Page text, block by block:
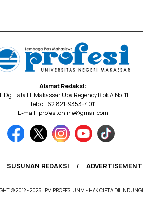
Alamat Redaksi:
Dg. Tata III, Makassar Upa Regency Blok A No. 11
Telp : +62 821-9353-4011
E-mail : profesi.online@gmail.com
SUSUNAN REDAKSI ADVERTISEMENT
© 2012 - 2025 LPM PROFESI UNM - HAK CIPTA DILINDUNGI